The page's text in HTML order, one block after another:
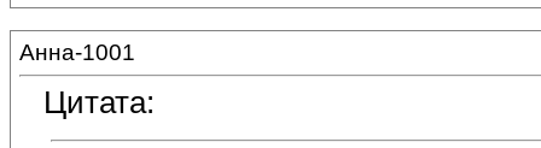
Анна-1001
Цитата: